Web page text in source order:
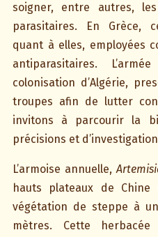
soigner, entre autres,
parasitaires. En Grèce,
quant à elles, employées
antiparasitaires.
colonisation d’Algérie,
troupes afin de lutter
invitons à parcourir la
précisions et
L’armoise annuelle,
hauts plateaux de
végétation de steppe à
mètres. Cette